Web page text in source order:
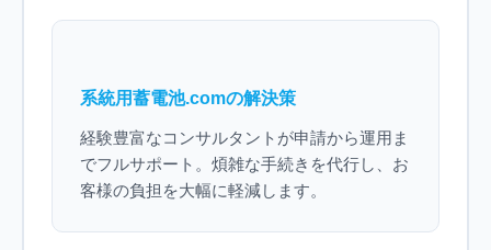
系統用蓄電池.comの解決策
経験豊富なコンサルタントが申請から運用ま
でフルサポート。煩雑な手続きを代行し、お
客様の負担を大幅に軽減します。